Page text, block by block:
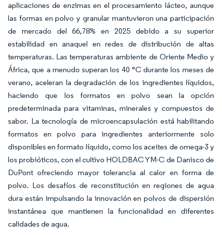
aplicaciones de enzimas en el procesamiento lácteo, aunque
las formas en polvo y granular mantuvieron una participación
de mercado del 66,78% en 2025 debido a su superior
estabilidad en anaquel en redes de distribución de altas
temperaturas. Las temperaturas ambiente de Oriente Medio y
África, que a menudo superan los 40 °C durante los meses de
verano, aceleran la degradación de los ingredientes líquidos,
haciendo que los formatos en polvo sean la opción
predeterminada para vitaminas, minerales y compuestos de
sabor. La tecnología de microencapsulación está habilitando
formatos en polvo para ingredientes anteriormente solo
disponibles en formato líquido, como los aceites de omega-3 y
los probióticos, con el cultivo HOLDBAC YM-C de Danisco de
DuPont ofreciendo mayor tolerancia al calor en forma de
polvo. Los desafíos de reconstitución en regiones de agua
dura están impulsando la innovación en polvos de dispersión
instantánea que mantienen la funcionalidad en diferentes
calidades de agua.